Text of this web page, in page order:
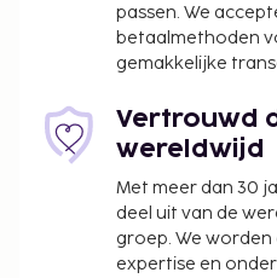
passen. We
betaalmethoden
gemakkelijke
Vertrouwd
wereldwijd
Met meer dan 30
deel uit van de
groep. We
expertise en